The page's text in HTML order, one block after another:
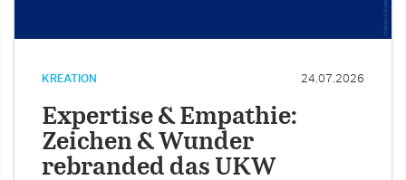
KREATION 24.07.2026
Expertise & Empathie:
Zeichen & Wunder
rebranded das UKW